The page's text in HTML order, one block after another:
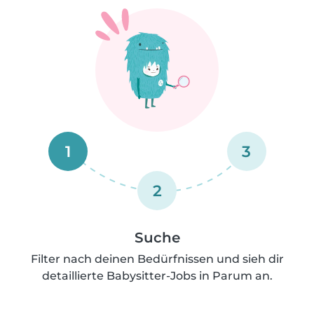
1
2
3
Suche
Filter nach deinen Bedürfnissen und sieh dir
detaillierte Babysitter-Jobs in Parum an.